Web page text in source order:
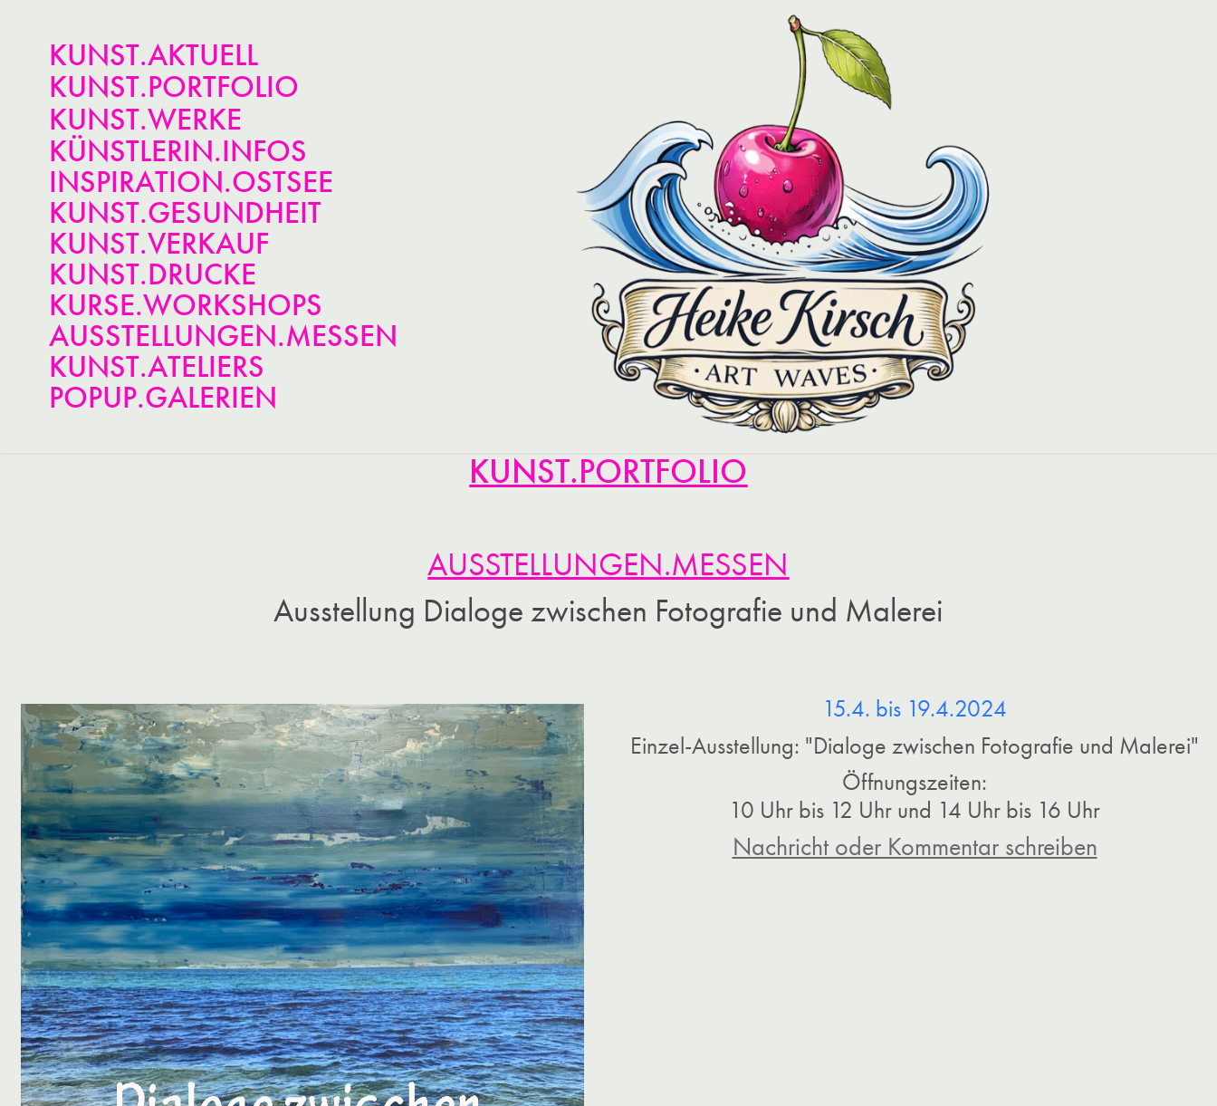
KUNST.AKTUELL
KUNST.PORTFOLIO
KUNST.WERKE
KÜNSTLERIN.INFOS
INSPIRATION.OSTSEE
KUNST.GESUNDHEIT
KUNST.VERKAUF
KUNST.DRUCKE
KURSE.WORKSHOPS
AUSSTELLUNGEN.MESSEN
KUNST.ATELIERS
POPUP.GALERIEN
KUNST.PORTFOLIO
AUSSTELLUNGEN.MESSEN
Ausstellung Dialoge zwischen Fotografie und Malerei
15.4. bis 19.4.2024
Einzel-Ausstellung: "Dialoge zwischen Fotografie und Malerei"
Öffnungszeiten:
10 Uhr bis 12 Uhr und 14 Uhr bis 16 Uhr
Nachricht oder Kommentar schreiben